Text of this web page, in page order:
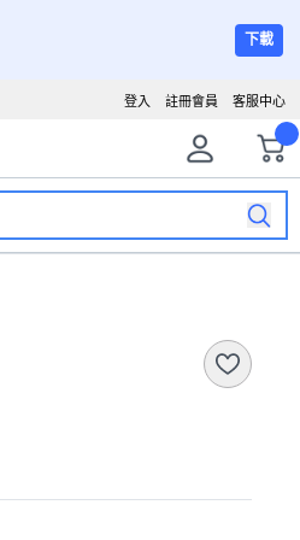
下載
客服中心
註冊會員
登入